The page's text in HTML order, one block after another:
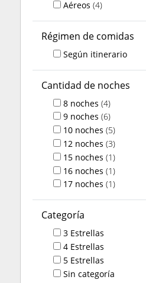
Aéreos (4)
Régimen de comidas
Según itinerario
Cantidad de noches
8 noches (4)
9 noches (6)
10 noches (5)
12 noches (3)
15 noches (1)
16 noches (1)
17 noches (1)
Categoría
3 Estrellas
4 Estrellas
5 Estrellas
Sin categoría